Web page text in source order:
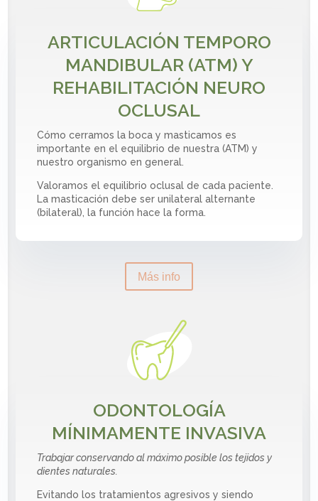
ARTICULACIÓN TEMPORO
MANDIBULAR (ATM) Y
REHABILITACIÓN NEURO
OCLUSAL
Cómo cerramos la boca y masticamos es
importante en el equilibrio de nuestra (ATM) y
nuestro organismo en general.
Valoramos el equilibrio oclusal de cada paciente.
La masticación debe ser unilateral alternante
(bilateral), la función hace la forma.
Más info
ODONTOLOGÍA
MÍNIMAMENTE INVASIVA
Trabajar conservando al máximo posible los tejidos y
dientes naturales.
Evitando los tratamientos agresivos y siendo